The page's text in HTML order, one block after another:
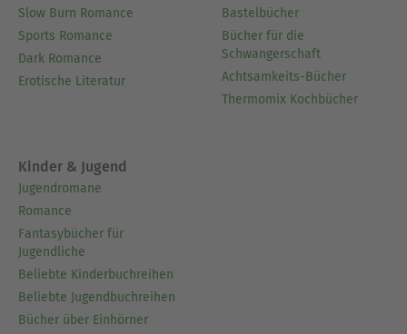
Slow Burn Romance
Sports Romance
Dark Romance
Erotische Literatur
Bastelbücher
Bücher für die
Schwangerschaft
Achtsamkeits-Bücher
Thermomix Kochbücher
Kinder & Jugend
Jugendromane
Romance
Fantasybücher für
Jugendliche
Beliebte Kinderbuchreihen
Beliebte Jugendbuchreihen
Bücher über Einhörner